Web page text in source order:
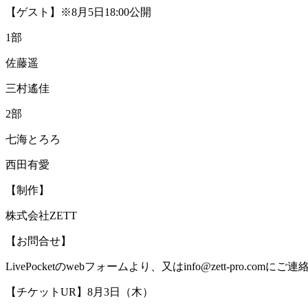
【ゲスト】※8月5日18:00公開
1部
佐藤遥
三村遙佳
2部
七海とろろ
西田有愛
【制作】
株式会社ZETT
【お問合せ】
LivePocketのwebフォームより、又はinfo@zett-pro.comにご連
【チケットUR】8月3日（木）